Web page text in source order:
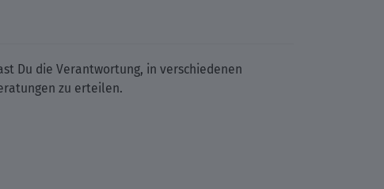
Du die Verantwortung, in verschiedenen
zu erteilen.